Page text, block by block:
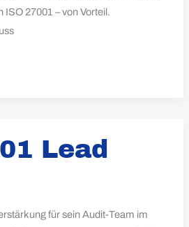
27001 – von Vorteil.
Lead
für sein Audit-Team im